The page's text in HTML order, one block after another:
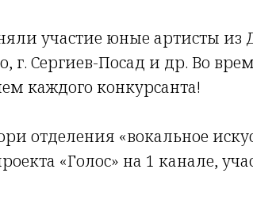
участие юные артисты из
Сергиев-Посад и др. Во
каждого конкурсанта!
отделения «вокальное
«Голос» на 1 канале,